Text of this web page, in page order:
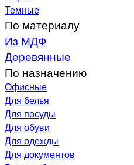
Темные
По материалу
Из МДФ
Деревянные
По назначению
Офисные
Для белья
Для посуды
Для обуви
Для одежды
Для документов